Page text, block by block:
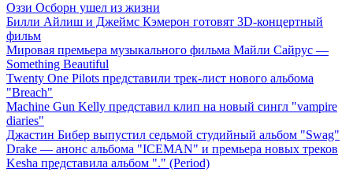
Оззи Осборн ушел из жизни
Билли Айлиш и Джеймс Кэмерон готовят 3D-концертный
фильм
Мировая премьера музыкального фильма Майли Сайрус —
Something Beautiful
Twenty One Pilots представили трек-лист нового альбома
"Breach"
Machine Gun Kelly представил клип на новый сингл "vampire
diaries"
Джастин Бибер выпустил седьмой студийный альбом "Swag"
Drake — анонс альбома "ICEMAN" и премьера новых треков
Kesha представила альбом "." (Period)